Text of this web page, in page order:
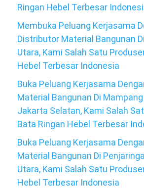
Ringan Hebel Terbesar
Membuka Peluang Kerjasama
Distributor Material Bangunan
Utara, Kami Salah Satu
Hebel Terbesar Indonesia
Buka Peluang Kerjasama
Material Bangunan Di
Jakarta Selatan, Kami Salah
Bata Ringan Hebel Terbesar
Buka Peluang Kerjasama
Material Bangunan Di
Utara, Kami Salah Satu
Hebel Terbesar Indonesia